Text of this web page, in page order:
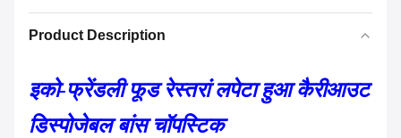
Product Description
इको-फ्रेंडली फूड रेस्तरां लपेटा हुआ कैरीआउट
डिस्पोजेबल बांस चॉपस्टिक